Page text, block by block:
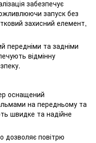
забезпечує
запуск без
захисний елемент,
передніми та задніми
відмінну
оснащений
на передньому та
швидке та надійне
дозволяє повітрю